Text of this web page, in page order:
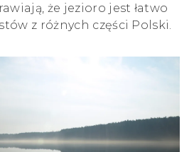
że jezioro jest łatwo
z różnych części Polski.